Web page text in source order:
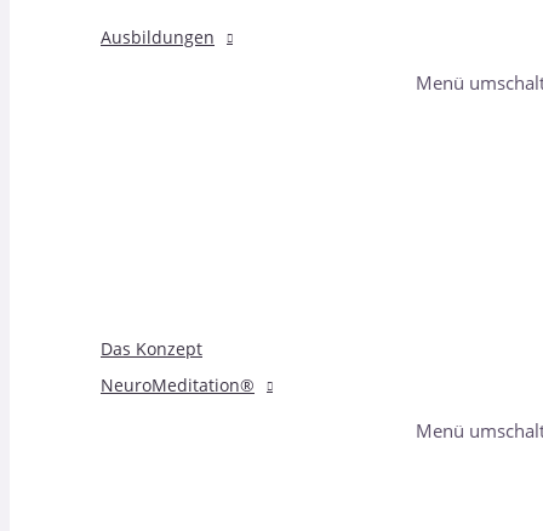
Ausbildungen
Menü
Das Konzept
NeuroMeditation®
Menü